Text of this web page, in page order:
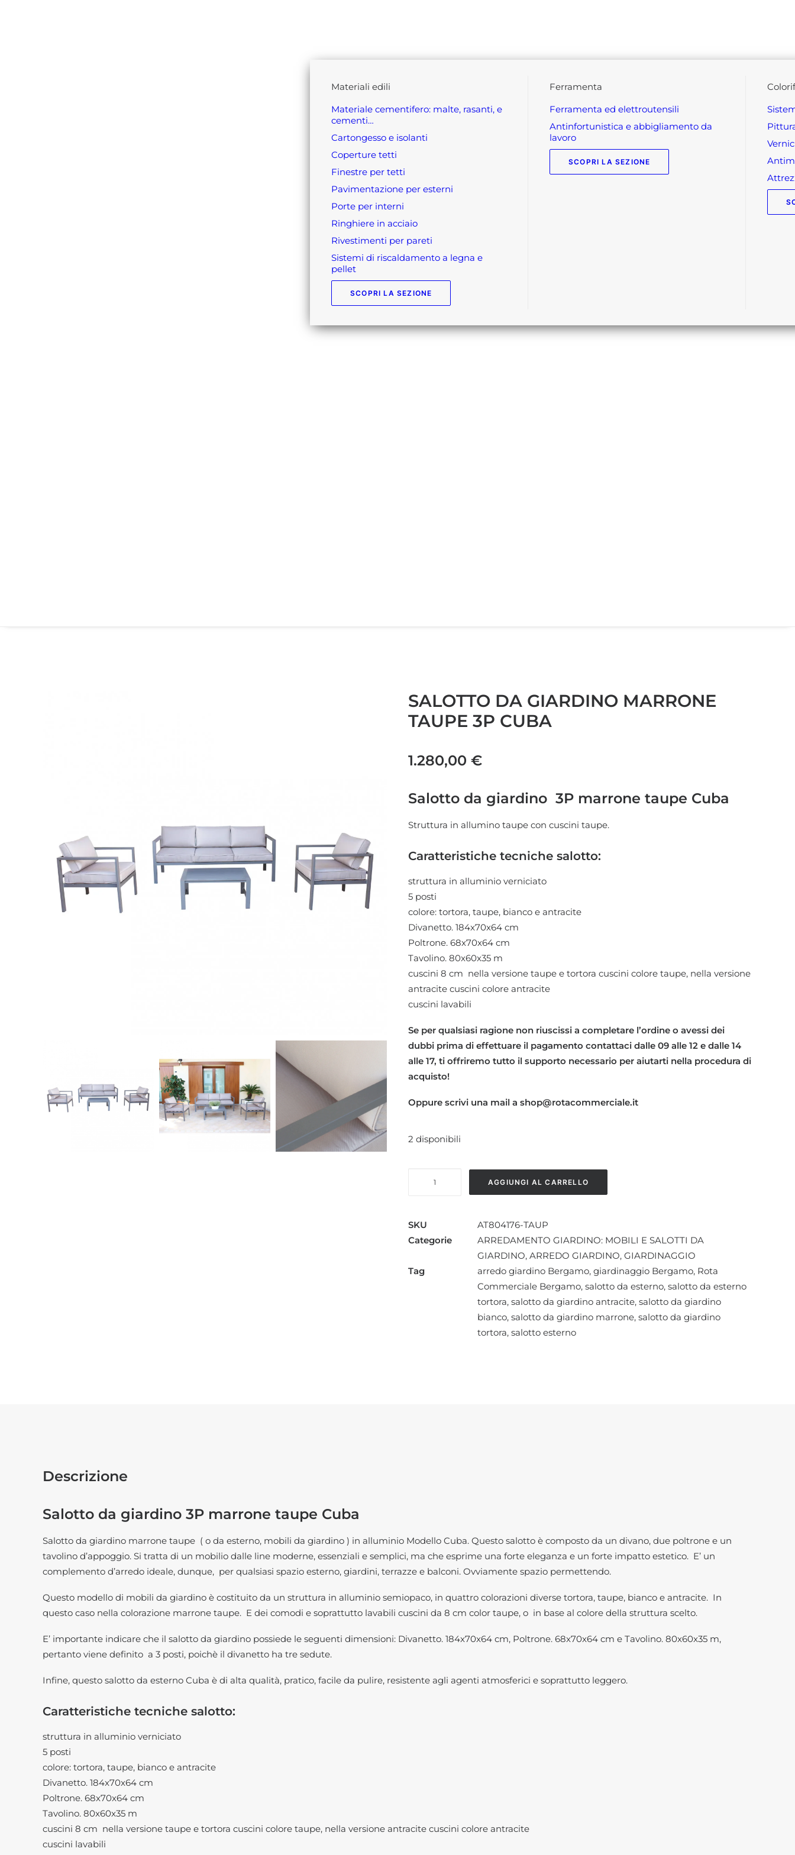
materiali edili
materiale cementifero: malte, rasanti, e
cementi…
cartongesso e isolanti
coperture tetti
finestre per tetti
pavimentazione per esterni
porte per interni
ringhiere in acciaio
rivestimenti per pareti
sistemi di riscaldamento a legna e
pellet
SCOPRI LA SEZIONE
ferramenta
ferramenta ed elettroutensili
antinfortunistica e abbigliamento da
lavoro
SCOPRI LA SEZIONE
SALOTTO DA GIARDINO MARRONE
TAUPE 3P CUBA
1.280,00 €
Salotto da giardino 3P marrone taupe Cuba
Struttura in allumino taupe con cuscini taupe.
Caratteristiche tecniche salotto:
struttura in alluminio verniciato
5 posti
colore: tortora, taupe, bianco e antracite
Divanetto. 184x70x64 cm
Poltrone. 68x70x64 cm
Tavolino. 80x60x35 m
cuscini 8 cm nella versione taupe e tortora cuscini colore taupe, nella versione
antracite cuscini colore antracite
cuscini lavabili
Se per qualsiasi ragione non riuscissi a completare l’ordine o avessi dei
dubbi prima di effettuare il pagamento contattaci dalle 09 alle 12 e dalle 14
alle 17, ti offriremo tutto il supporto necessario per aiutarti nella procedura di
acquisto!
Oppure scrivi una mail a shop@rotacommerciale.it
2 disponibili
MARRONE
TAUPE
CUBA
AGGIUNGI AL CARRELLO
SKU
AT804176-TAUP
Categorie
ARREDAMENTO GIARDINO: MOBILI E SALOTTI DA
GIARDINO, ARREDO GIARDINO, GIARDINAGGIO
Tag
arredo giardino Bergamo, giardinaggio Bergamo, Rota
Commerciale Bergamo, salotto da esterno, salotto da esterno
tortora, salotto da giardino antracite, salotto da giardino
bianco, salotto da giardino marrone, salotto da giardino
tortora, salotto esterno
Descrizione
Salotto da giardino 3P marrone taupe Cuba
Salotto da giardino marrone taupe ( o da esterno, mobili da giardino ) in alluminio Modello Cuba. Questo salotto è composto da un divano, due poltrone e un
tavolino d’appoggio. Si tratta di un mobilio dalle line moderne, essenziali e semplici, ma che esprime una forte eleganza e un forte impatto estetico. E’ un
complemento d’arredo ideale, dunque, per qualsiasi spazio esterno, giardini, terrazze e balconi. Ovviamente spazio permettendo.
Questo modello di mobili da giardino è costituito da un struttura in alluminio semiopaco, in quattro colorazioni diverse tortora, taupe, bianco e antracite. In
questo caso nella colorazione marrone taupe. E dei comodi e soprattutto lavabili cuscini da 8 cm color taupe, o in base al colore della struttura scelto.
E’ importante indicare che il salotto da giardino possiede le seguenti dimensioni: Divanetto. 184x70x64 cm, Poltrone. 68x70x64 cm e Tavolino. 80x60x35 m,
pertanto viene definito a 3 posti, poichè il divanetto ha tre sedute.
Infine, questo salotto da esterno Cuba è di alta qualità, pratico, facile da pulire, resistente agli agenti atmosferici e soprattutto leggero.
Caratteristiche tecniche salotto:
struttura in alluminio verniciato
5 posti
colore: tortora, taupe, bianco e antracite
Divanetto. 184x70x64 cm
Poltrone. 68x70x64 cm
Tavolino. 80x60x35 m
cuscini 8 cm nella versione taupe e tortora cuscini colore taupe, nella versione antracite cuscini colore antracite
cuscini lavabili